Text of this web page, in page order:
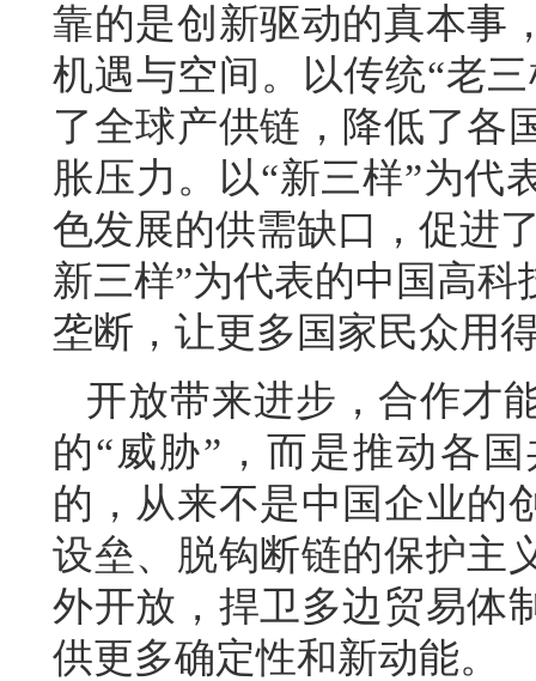
靠的是创新驱动的真本事
机遇与空间。以传统“老
了全球产供链，降低了各
胀压力。以“新三样”为代
色发展的供需缺口，促进
新三样”为代表的中国高
垄断，让更多国家民众用
开放带来进步，合作才
的“威胁”，而是推动各
的，从来不是中国企业的
设垒、脱钩断链的保护主
外开放，捍卫多边贸易体
供更多确定性和新动能。